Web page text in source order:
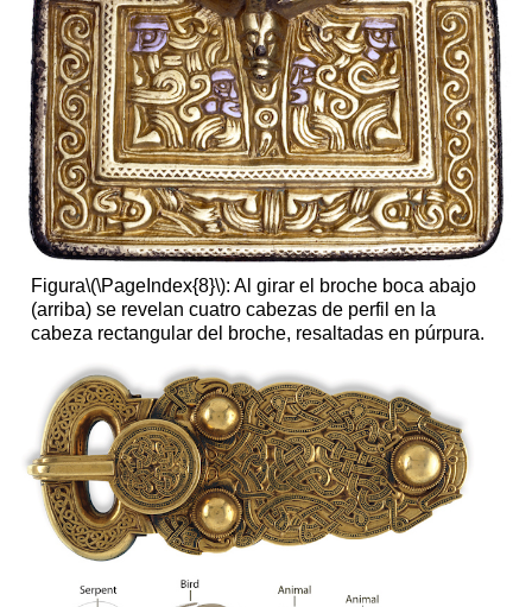
Figura\(\PageIndex{8}\): Al girar el broche boca abajo
(arriba) se revelan cuatro cabezas de perfil en la
cabeza rectangular del broche, resaltadas en púrpura.